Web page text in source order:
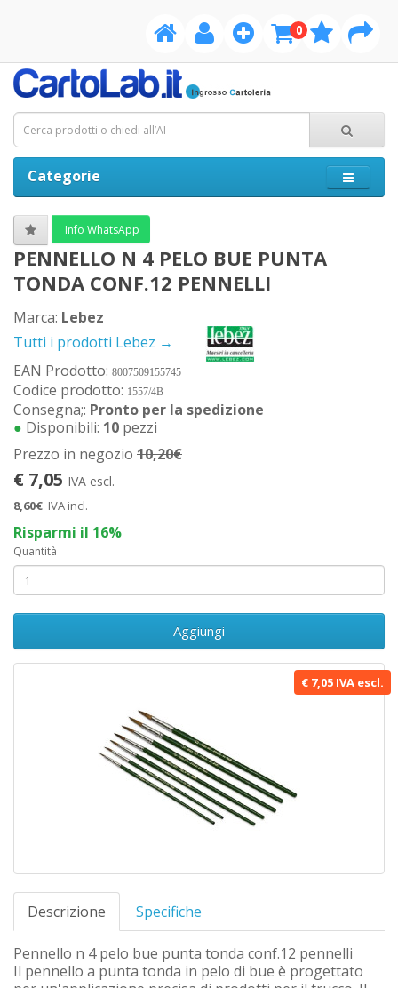
0
Categorie
€ 7,05 IVA escl.
Descrizione Specifiche
Pennello n 4 pelo bue punta tonda conf.12 pennelli
Il pennello a punta tonda in pelo di bue è progettato
Info WhatsApp
PENNELLO N 4 PELO BUE PUNTA
TONDA CONF.12 PENNELLI
Marca: Lebez
Tutti i prodotti Lebez →
EAN Prodotto: 8007509155745
Codice prodotto: 1557/4B
Consegna;: Pronto per la spedizione
● Disponibili: 10 pezzi
Prezzo in negozio 10,20€
€ 7,05 IVA escl.
8,60€ IVA incl.
Risparmi il 16%
Quantità
Aggiungi